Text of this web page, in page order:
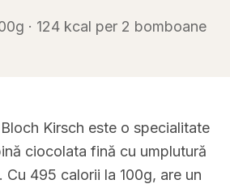
· 124kcal per 2 bomboane
Kirsch este o specialitate
ciocolata fină cu umplutură
Cu 495 calorii la 100g, are un